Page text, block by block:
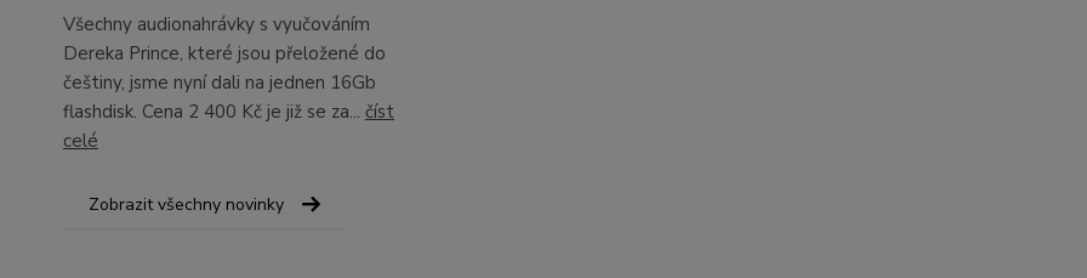
Všechny audionahrávky s vyučováním
Dereka Prince, které jsou přeložené do
češtiny, jsme nyní dali na jednen 16Gb
flashdisk. Cena 2 400 Kč je již se za... číst
celé
Zobrazit všechny novinky